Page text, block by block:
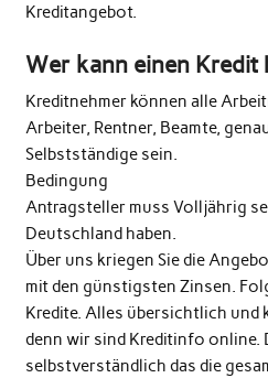
Kreditangebot.
Wer kann einen Kredit
Kreditnehmer können alle
Arbeiter, Rentner, Beamte,
Selbstständige sein.
Bedingung
Antragsteller muss Volljährig
Deutschland haben.
Über uns kriegen Sie die
mit den günstigsten Zinsen.
Kredite. Alles übersichtlich und
denn wir sind Kreditinfo online.
selbstverständlich das die